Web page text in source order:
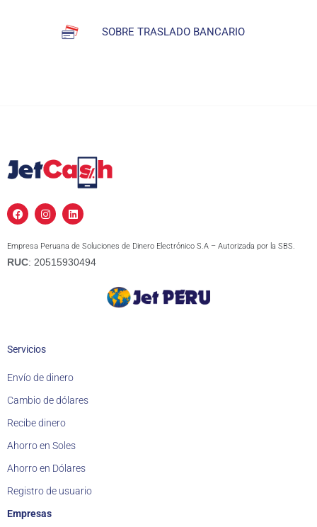
SOBRE TRASLADO BANCARIO
F
a
b
o
I
n
t
a
g
L
i
k
e
d
Empresa Peruana de Soluciones de Dinero Electrónico S.A – Autorizada por la SBS.
RUC: 20515930494
Servicios
Envío de dinero
Cambio de dólares
Recibe dinero
Ahorro en Soles
Ahorro en Dólares
Registro de usuario
Empresas